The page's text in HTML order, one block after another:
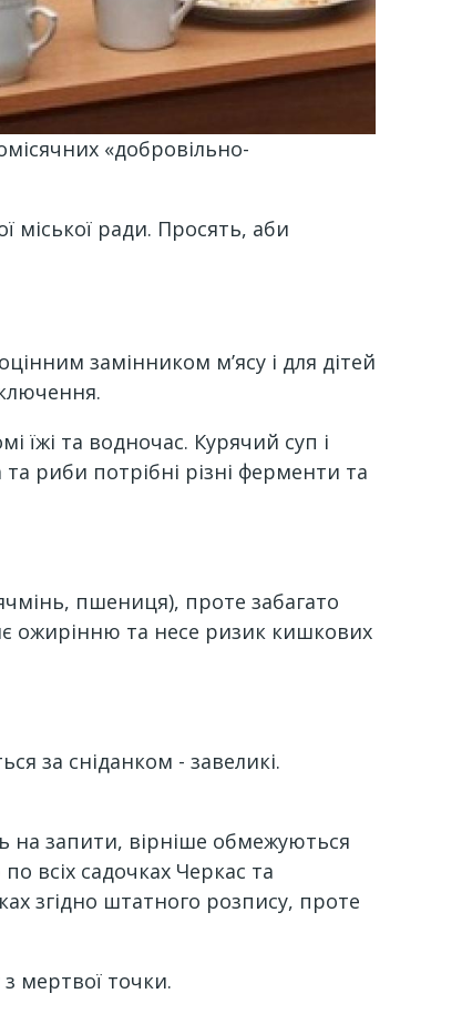
«добровільно-
міської ради. Просять, аби
замінником м’ясу і для дітей
їжі та водночас. Курячий суп і
риби потрібні різні ферменти та
пшениця), проте забагато
ожирінню та несе ризик кишкових
за сніданком - завеликі.
на запити, вірніше обмежуються
всіх садочках Черкас та
згідно штатного розпису, проте
мертвої точки.